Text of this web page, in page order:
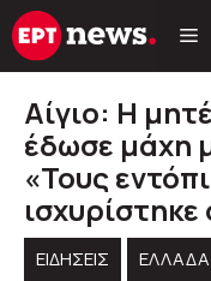
Μετάβαση
σε
Αίγιο: Η
έδωσε μάχη
«Τους
ΕΙΔΗΣΕΙΣ ΕΛΛΑΔΑ